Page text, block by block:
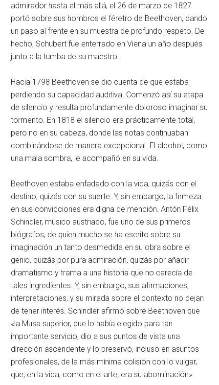
admirador hasta el más allá, el 26 de marzo de 1827
portó sobre sus hombros el féretro de Beethoven, dando
un paso al frente en su muestra de profundo respeto. De
hecho, Schubert fue enterrado en Viena un año después
junto a la tumba de su maestro.
Hacia 1798 Beethoven se dio cuenta de que estaba
perdiendo su capacidad auditiva. Comenzó así su etapa
de silencio y resulta profundamente doloroso imaginar su
tormento. En 1818 el silencio era prácticamente total,
pero no en su cabeza, donde las notas continuaban
combinándose de manera excepcional. El alcohol, como
una mala sombra, le acompañó en su vida.
Beethoven estaba enfadado con la vida, quizás con el
destino, quizás con su suerte. Y, sin embargo, la firmeza
en sus convicciones era digna de mención. Antón Félix
Schindler, músico austriaco, fue uno de sus primeros
biógrafos, de quien mucho se ha escrito sobre su
imaginación un tanto desmedida en su obra sobre el
genio, quizás por pura admiración, quizás por añadir
dramatismo y trama a una historia que no carecía de
tales ingredientes. Y, sin embargo, sus afirmaciones,
interpretaciones, y su mirada sobre el contexto no dejan
de tener interés. Schindler afirmó sobre Beethoven que
«la Musa superior, que lo había elegido para tan
importante servicio, dio a sus puntos de vista una
dirección ascendente y lo preservó, incluso en asuntos
profesionales, de la más mínima colisión con lo vulgar,
que, en la vida, como en el arte, era su abominación».